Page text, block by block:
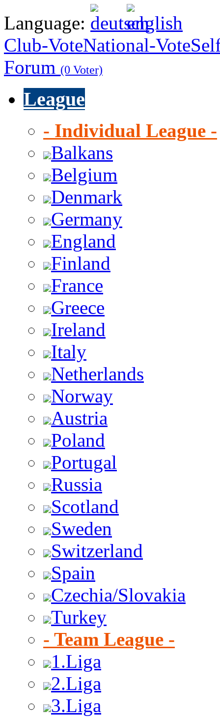
Language:
Club-VoteNational-Vote
Forum (0 Voter)
League
- Individual League -
Balkans
Belgium
Denmark
Germany
England
Finland
France
Greece
Ireland
Italy
Netherlands
Norway
Austria
Poland
Portugal
Russia
Scotland
Sweden
Switzerland
Spain
Czechia/Slovakia
Turkey
- Team League -
1.Liga
2.Liga
3.Liga